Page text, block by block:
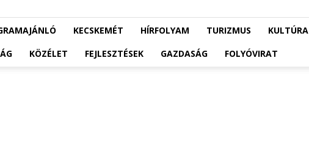
KECSKEMÉT HÍRFOLYAM TURIZMUS KULTÚRA
KÖZÉLET FEJLESZTÉSEK GAZDASÁG FOLYÓVIRAT